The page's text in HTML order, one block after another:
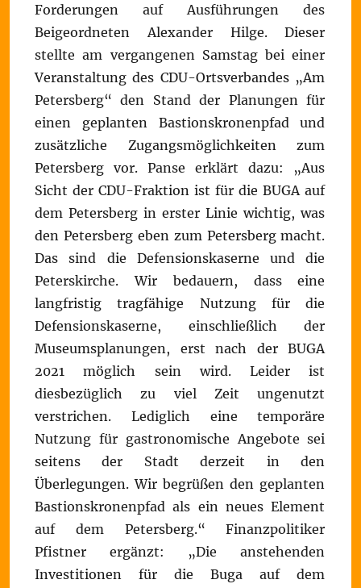
Forderungen auf Ausführungen des
Beigeordneten Alexander Hilge. Dieser
stellte am vergangenen Samstag bei einer
Veranstaltung des CDU-Ortsverbandes „Am
Petersberg“ den Stand der Planungen für
einen geplanten Bastionskronenpfad und
zusätzliche Zugangsmöglichkeiten zum
Petersberg vor. Panse erklärt dazu: „Aus
Sicht der CDU-Fraktion ist für die BUGA auf
dem Petersberg in erster Linie wichtig, was
den Petersberg eben zum Petersberg macht.
Das sind die Defensionskaserne und die
Peterskirche. Wir bedauern, dass eine
langfristig tragfähige Nutzung für die
Defensionskaserne, einschließlich der
Museumsplanungen, erst nach der BUGA
2021 möglich sein wird. Leider ist
diesbezüglich zu viel Zeit ungenutzt
verstrichen. Lediglich eine temporäre
Nutzung für gastronomische Angebote sei
seitens der Stadt derzeit in den
Überlegungen. Wir begrüßen den geplanten
Bastionskronenpfad als ein neues Element
auf dem Petersberg.“ Finanzpolitiker
Pfistner ergänzt: „Die anstehenden
Investitionen für die Buga auf dem